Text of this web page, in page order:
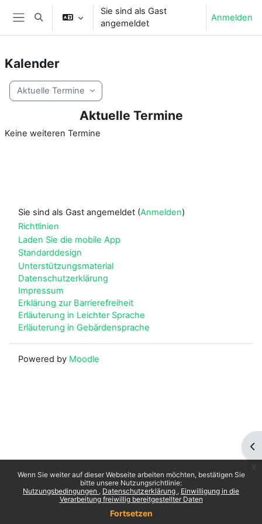
Zum Hauptinhalt
Wenn Sie weiter auf dieser Webseite arbeiten möchten, bestätigen Sie
bitte unsere Nutzungsrichtlinie:
Nutzungsbedingungen
Datenschutzerklärung
Einwilligung in die
Verarbeitung freiwillig bereitgestellter Daten
Fortsetzen
x
Website-Übersicht
Sucheingabe umschalten
Sie sind als Gast
angemeldet
Anmelden
Kalender
Aktuelle Termine
Aktuelle Termine
Keine weiteren Termine
Sie sind als Gast angemeldet (Anmelden)
Richtlinien
Laden Sie die mobile App
Standarddesign
Unterstützungsmaterial
Datenschutzerklärung
Impressum
Erklärung zur Barrierefreiheit
Erläuterung in Leichter Sprache
Erläuterung in Gebärdensprache
Powered by Moodle